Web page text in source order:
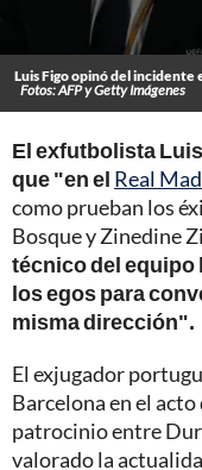
Luis Figo opinó del incidente
Fotos: AFP y Getty Imágenes
El exfutbolista
que "en el Real
como prueban los
Bosque y Zinedine
técnico del
los egos para
misma dirección".
El exjugador
Barcelona en el
patrocinio entre
valorado la